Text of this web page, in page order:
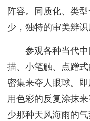
阵容。同质化、类
少，独特的审美辨识
参观各种当代
描、小笔触、点蹭
密集来夺人眼球。
用色彩的反复涂抹
少那种天风海雨的